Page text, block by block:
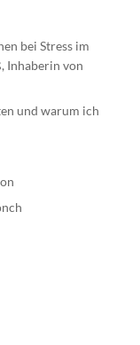
bei Stress im
Inhaberin von
und warum ich